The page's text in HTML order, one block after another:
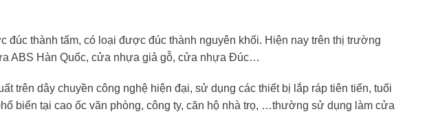
thành tấm, có loại được đúc thành nguyên khối. Hiện nay trên thị trường
ABS Hàn Quốc, cửa nhựa giả gỗ, cửa nhựa Đúc…
trên dây chuyền công nghệ hiện đại, sử dụng các thiết bị lắp ráp tiên tiến, tuổi
biến tại cao ốc văn phòng, công ty, căn hộ nhà trọ, …thường sử dụng làm cửa